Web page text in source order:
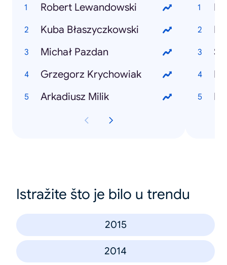
Robert Lewandowski
Kuba Błaszyczkowski
Michał Pazdan
Grzegorz Krychowiak
Arkadiusz Milik
Istražite što je bilo u trendu
2015
2014